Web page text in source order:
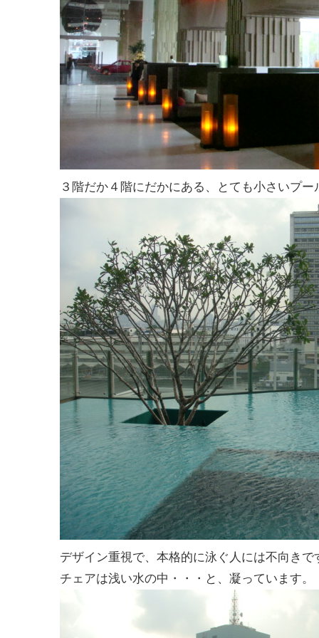
３階だか４階にだかにある、とても小さいプー
デザイン重視で、本格的に泳ぐ人には不向きで
チェアは浅い水の中・・・と、凝っています。